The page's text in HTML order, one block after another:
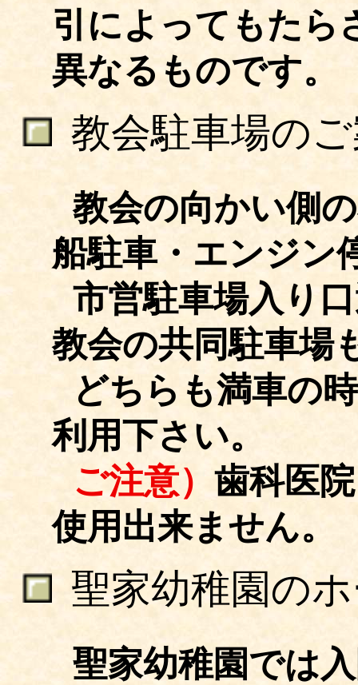
引によってもたら
異なるものです。
教会駐車場の
教会の向かい側
船駐車・エンジン
市営駐車場入り
教会の共同駐車場
どちらも満車の
利用下さい。
ご注意）歯科医
使用出来ません。
聖家幼稚園の
聖家幼稚園では